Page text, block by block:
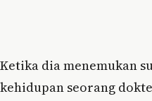
Ketika dia menemukan
kehidupan seorang